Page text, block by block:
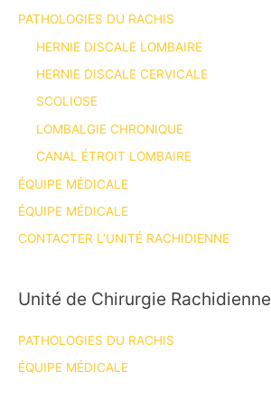
PATHOLOGIES DU RACHIS
HERNIE DISCALE LOMBAIRE
HERNIE DISCALE CERVICALE
SCOLIOSE
LOMBALGIE CHRONIQUE
CANAL ÉTROIT LOMBAIRE
ÉQUIPE MÉDICALE
ÉQUIPE MÉDICALE
CONTACTER L’UNITÉ RACHIDIENNE
Unité de Chirurgie Rachidienne
PATHOLOGIES DU RACHIS
ÉQUIPE MÉDICALE